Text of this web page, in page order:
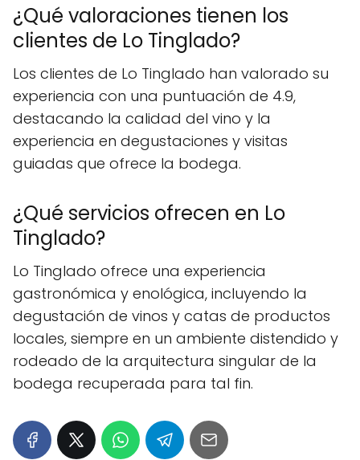
¿Qué valoraciones tienen los
clientes de Lo Tinglado?
Los clientes de Lo Tinglado han valorado su
experiencia con una puntuación de 4.9,
destacando la calidad del vino y la
experiencia en degustaciones y visitas
guiadas que ofrece la bodega.
¿Qué servicios ofrecen en Lo
Tinglado?
Lo Tinglado ofrece una experiencia
gastronómica y enológica, incluyendo la
degustación de vinos y catas de productos
locales, siempre en un ambiente distendido y
rodeado de la arquitectura singular de la
bodega recuperada para tal fin.